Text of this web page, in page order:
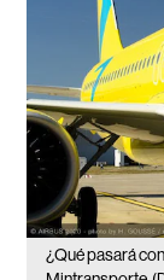
¿Qué pasará